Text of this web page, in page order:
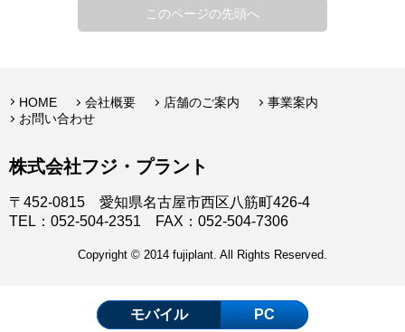
このページの先頭へ
HOME 会社概要 店舗のご案内
事業案内
お問い合わせ
株式会社フジ・プラント
〒452-0815 愛知県名古屋市西区八筋町426-4
TEL：052-504-2351 FAX：052-504-7306
Copyright © 2014 fujiplant. All Rights Reserved.
モバイル PC